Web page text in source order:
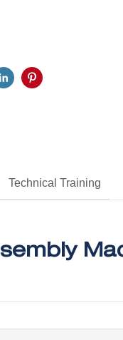
Technical Training